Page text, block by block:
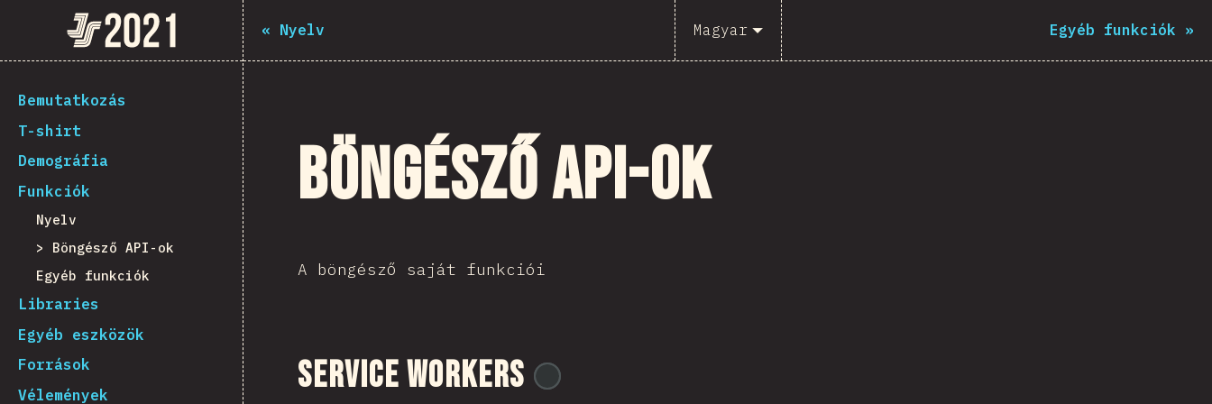
The State of JS 2021
[hu-HU] general.back_to_intro
Bemutatkozás
T-shirt
Demográfia
Funkciók
Nyelv
Böngésző API-ok
Egyéb funkciók
Libraries
Egyéb eszközök
Források
Vélemények
« Nyelv Magyar Egyéb funkciók »
Böngésző API-ok
A böngésző saját funkciói
Service Workers
Navigated to The State of JS 2021